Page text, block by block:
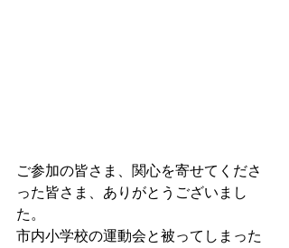
ご参加の皆さま、関心を寄せてくださ
った皆さま、ありがとうございまし
た。
市内小学校の運動会と被ってしまった